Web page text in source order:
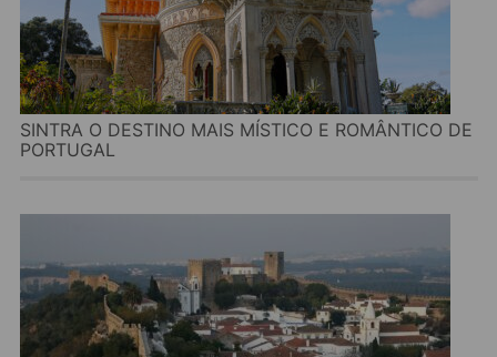
SINTRA O DESTINO MAIS MÍSTICO E ROMÂNTICO DE
PORTUGAL